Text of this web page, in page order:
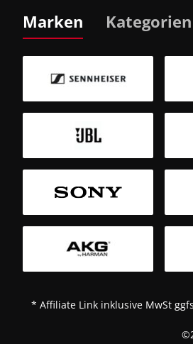
Marken Kategorien
* Affiliate Link inklusive MwSt